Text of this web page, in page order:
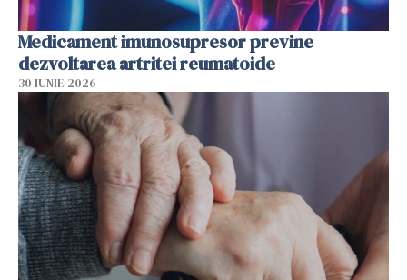
Medicament imunosupresor previne
dezvoltarea artritei reumatoide
30 IUNIE 2026